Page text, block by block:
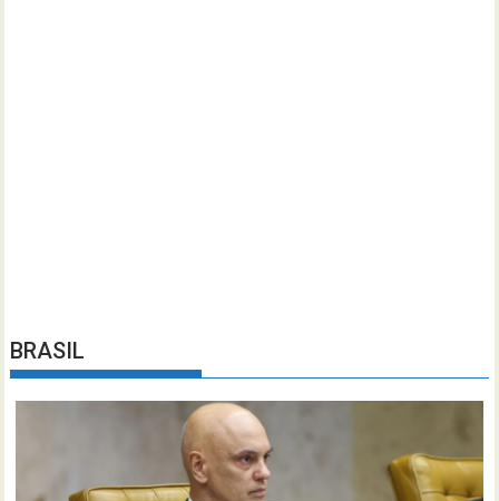
BRASIL